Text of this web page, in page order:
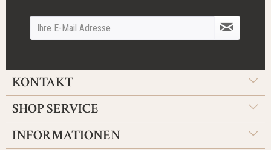
KONTAKT
SHOP SERVICE
INFORMATIONEN